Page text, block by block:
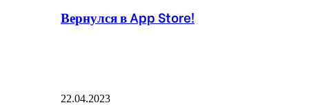
Вернулся в App Store!
22.04.2023